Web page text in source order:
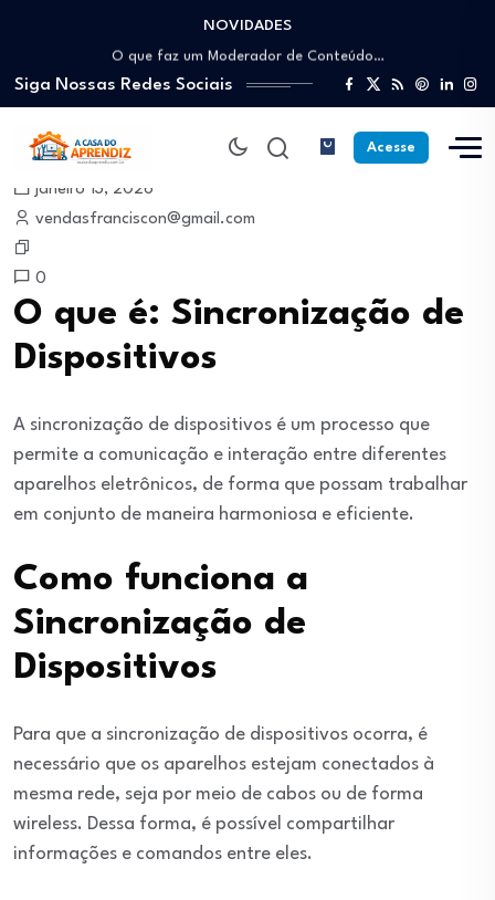
NOVIDADES
Como trabalhar como Estoquista: O guia para…
O que faz um Moderador de Conteúdo…
Como ser um Afiliado de Sucesso trabalhando…
Como dar Aulas Particulares Online e viver…
Profissão Instalador Solar: Como entrar no mercado…
Como trabalhar como Estoquista: O guia para…
O que faz um Moderador de Conteúdo…
Como ser um Afiliado de Sucesso trabalhando…
Siga Nossas Redes Sociais
Acesse
janeiro 13, 2026
vendasfranciscon@gmail.com
0
O que é: Sincronização de
Dispositivos
A sincronização de dispositivos é um processo que
permite a comunicação e interação entre diferentes
aparelhos eletrônicos, de forma que possam trabalhar
em conjunto de maneira harmoniosa e eficiente.
Como funciona a
Sincronização de
Dispositivos
Para que a sincronização de dispositivos ocorra, é
necessário que os aparelhos estejam conectados à
mesma rede, seja por meio de cabos ou de forma
wireless. Dessa forma, é possível compartilhar
informações e comandos entre eles.